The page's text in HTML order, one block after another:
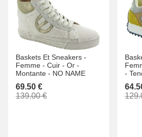
Baskets Et Sneakers -
Femme - Cuir - Or -
Montante - NO NAME
69.50 €
139.00 €
-